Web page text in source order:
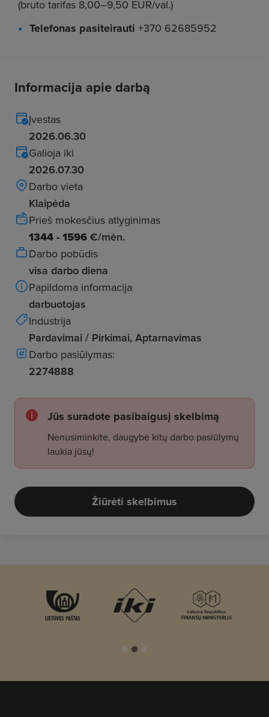
(bruto tarifas 8,00–9,50 EUR/val.)
Telefonas pasiteirauti +370 62685952
Informacija apie darbą
Įvestas
2026.06.30
Galioja iki
2026.07.30
Darbo vieta
Klaipėda
Prieš mokesčius atlyginimas
1344 - 1596 €/mėn.
Darbo pobūdis
visa darbo diena
Papildoma informacija
darbuotojas
Industrija
Pardavimai / Pirkimai, Aptarnavimas
Darbo pasiūlymas:
2274888
Jūs suradote pasibaigusį skelbimą
Nenusiminkite, daugybė kitų darbo pasiūlymų
laukia jūsų!
Žiūrėti skelbimus